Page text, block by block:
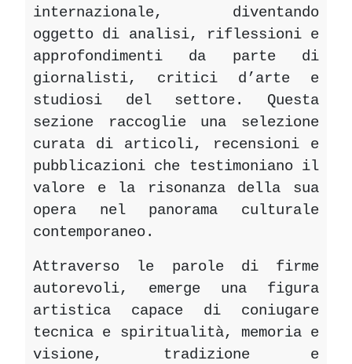
internazionale, diventando
oggetto di analisi, riflessioni e
approfondimenti da parte di
giornalisti, critici d’arte e
studiosi del settore. Questa
sezione raccoglie una selezione
curata di articoli, recensioni e
pubblicazioni che testimoniano il
valore e la risonanza della sua
opera nel panorama culturale
contemporaneo.
Attraverso le parole di firme
autorevoli, emerge una figura
artistica capace di coniugare
tecnica e spiritualità, memoria e
visione, tradizione e